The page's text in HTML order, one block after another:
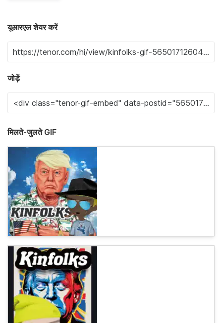
यूआरएल शेयर करें
जोड़ें
मिलते-जुलते GIF